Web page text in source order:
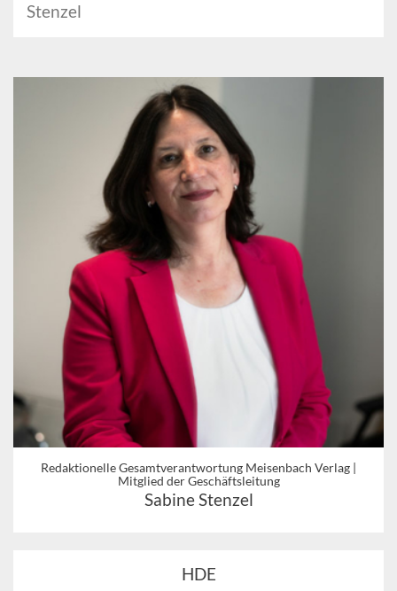
Stenzel
Redaktionelle Gesamtverantwortung Meisenbach Verlag |
Mitglied der Geschäftsleitung
Sabine Stenzel
HDE